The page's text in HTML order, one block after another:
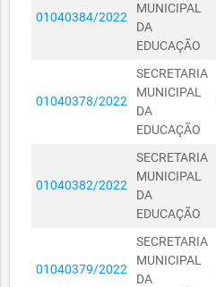
01040384/2022
MUNICIPAL
DA
EDUCAÇÃO
01040378/2022
SECRETARIA
MUNICIPAL
DA
EDUCAÇÃO
01040382/2022
SECRETARIA
MUNICIPAL
DA
EDUCAÇÃO
01040379/2022
SECRETARIA
MUNICIPAL
DA